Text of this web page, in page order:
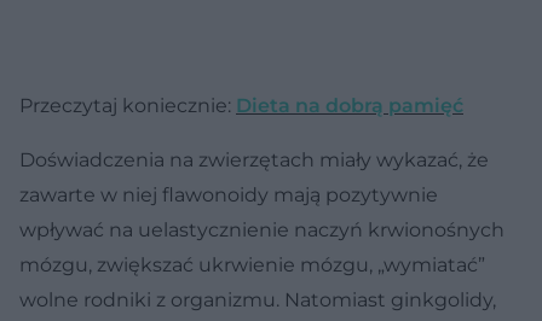
Przeczytaj koniecznie: Dieta na dobrą pamięć
Doświadczenia na zwierzętach miały wykazać, że
zawarte w niej flawonoidy mają pozytywnie
wpływać na uelastycznienie naczyń krwionośnych
mózgu, zwiększać ukrwienie mózgu, „wymiatać”
wolne rodniki z organizmu. Natomiast ginkgolidy,